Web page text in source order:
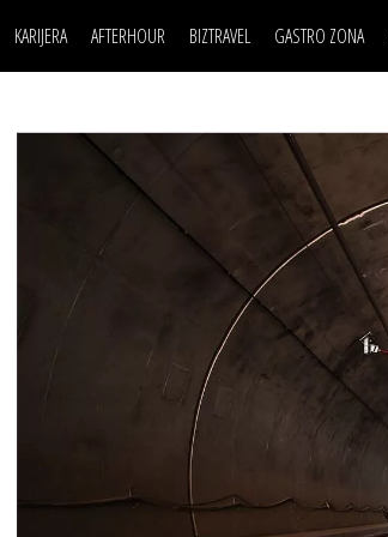
KARIJERA
LJUDI (HR)
KNOW-HOW
AFTERHOUR
AUTO SVET
BIZTRAVEL GASTRO ZONA
POSAO
MOJ UGAO
USAVRŠAVANJE
FILM I SCENA
AUTO SVET
STIL
WELLBEING